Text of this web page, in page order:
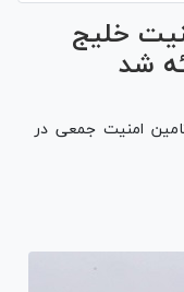
خلیج
شد
امنیت جمعی در